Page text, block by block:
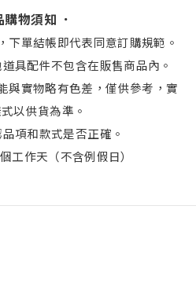
購物須知 ．
下單結帳即代表同意訂購規範。
具配件不包含在販售商品內。
與實物略有色差，僅供參考，實
以供貨為準。
項和款式是否正確。
工作天（不含例假日）